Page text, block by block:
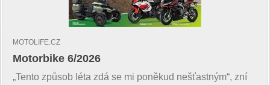
MOTOLIFE.CZ
Motorbike 6/2026
„Tento způsob léta zdá se mi poněkud nešťastným“, zní